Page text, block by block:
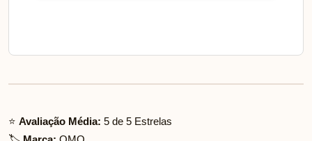
⭐ Avaliação Média: 5 de 5 Estrelas